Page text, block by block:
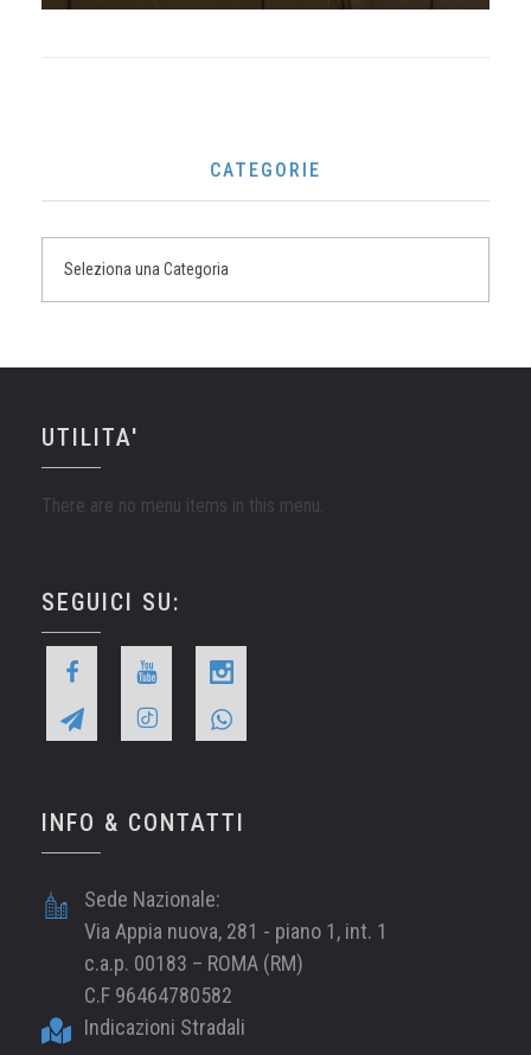
CATEGORIE
UTILITA'
There are no menu items in this menu.
SEGUICI SU:
INFO & CONTATTI
Sede Nazionale:
Via Appia nuova, 281 - piano 1, int. 1
c.a.p. 00183 – ROMA (RM)
C.F 96464780582
Indicazioni Stradali